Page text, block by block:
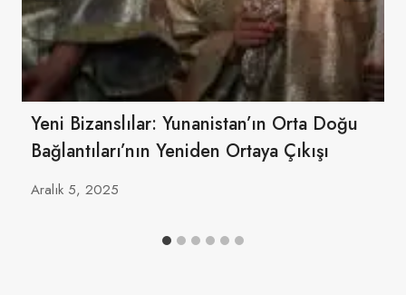
Yeni Bizanslılar: Yunanistan’ın Orta Doğu
Bağlantıları’nın Yeniden Ortaya Çıkışı
Aralık 5, 2025